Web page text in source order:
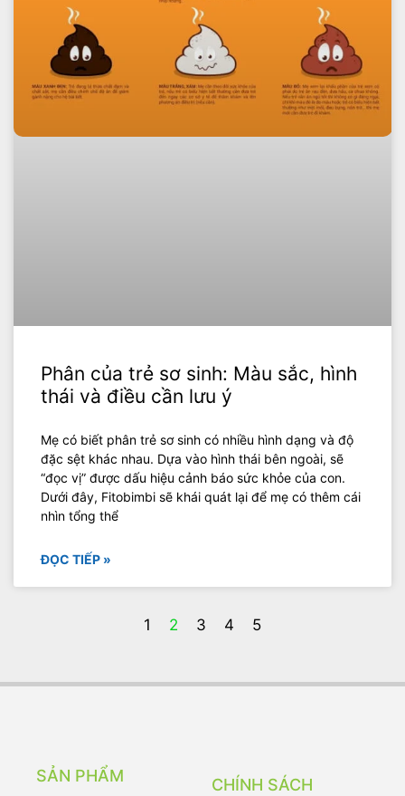
Phân của trẻ sơ sinh: Màu sắc, hình
thái và điều cần lưu ý
Mẹ có biết phân trẻ sơ sinh có nhiều hình dạng và độ
đặc sệt khác nhau. Dựa vào hình thái bên ngoài, sẽ
“đọc vị” được dấu hiệu cảnh báo sức khỏe của con.
Dưới đây, Fitobimbi sẽ khái quát lại để mẹ có thêm cái
nhìn tổng thể
ĐỌC TIẾP »
1 2 3 4 5
SẢN PHẨM CHÍNH SÁCH